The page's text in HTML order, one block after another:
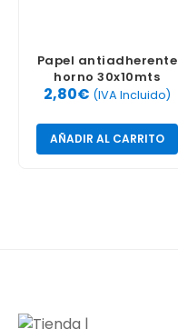
Papel antiadherente
horno 30x10mts
2,80€ (IVA Incluido)
AÑADIR AL CARRITO